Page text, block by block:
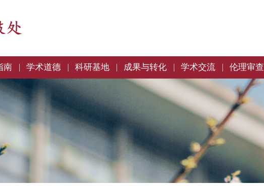
南 学术道德 科研基地 成果与转化 学术交流 伦理审查